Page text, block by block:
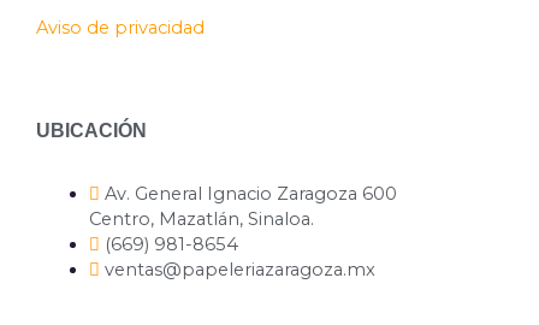
Aviso de privacidad
UBICACIÓN
Av. General Ignacio Zaragoza 600
Centro, Mazatlán, Sinaloa.
(669) 981-8654
ventas@papeleriazaragoza.mx